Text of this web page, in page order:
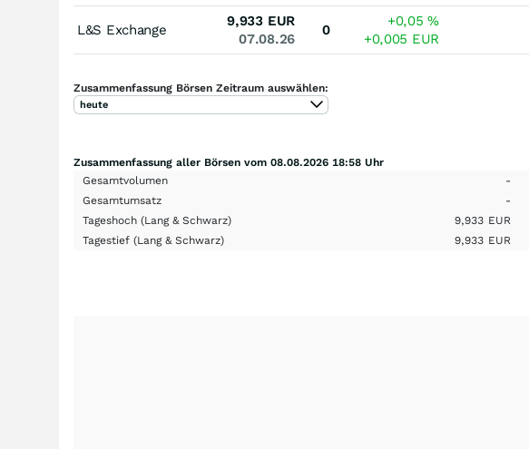
L&S Exchange
9,933 EUR
07.08.26
0
+0,05%
+0,005 EUR
Zusammenfassung Börsen Zeitraum auswählen:
heute
Zusammenfassung aller Börsen vom 08.08.2026 18:58 Uhr
Gesamtvolumen
-
Gesamtumsatz
-
Tageshoch (Lang & Schwarz) 9,933 EUR
Tagestief (Lang & Schwarz) 9,933 EUR